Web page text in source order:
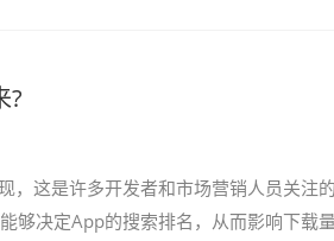
?
，这是许多开发者和市场营销人员关注
够决定App的搜索排名，从而影响下载量